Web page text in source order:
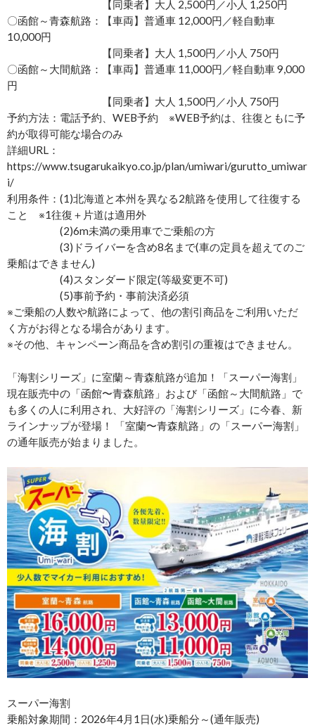
【同乗者】大人 2,500円／小人 1,250円
〇函館～青森航路：【車両】普通車 12,000円／軽自動車
10,000円
【同乗者】大人 1,500円／小人 750円
〇函館～大間航路：【車両】普通車 11,000円／軽自動車 9,000
円
【同乗者】大人 1,500円／小人 750円
予約方法：電話予約、WEB予約 ※WEB予約は、往復ともに予
約が取得可能な場合のみ
詳細URL：
https://www.tsugarukaikyo.co.jp/plan/umiwari/gurutto_umiwar
i/
利用条件：(1)北海道と本州を異なる2航路を使用して往復する
こと ※1往復＋片道は適用外
(2)6m未満の乗用車でご乗船の方
(3)ドライバーを含め8名まで(車の定員を超えてのご
乗船はできません)
(4)スタンダード限定(等級変更不可)
(5)事前予約・事前決済必須
※ご乗船の人数や航路によって、他の割引商品をご利用いただ
く方がお得となる場合があります。
※その他、キャンペーン商品を含め割引の重複はできません。
「海割シリーズ」に室蘭～青森航路が追加！「スーパー海割」
現在販売中の「函館〜青森航路」および「函館～大間航路」で
も多くの人に利用され、大好評の「海割シリーズ」に今春、新
ラインナップが登場！ 「室蘭〜青森航路」の「スーパー海割」
の通年販売が始まりました。
スーパー海割
乗船対象期間：2026年4月1日(水)乗船分～(通年販売)